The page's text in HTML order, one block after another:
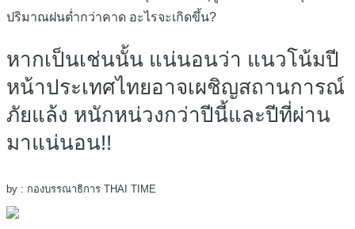
ปริมาณฝนต่ำกว่าคาด อะไรจะเกิดขึ้น?
หากเป็นเช่นนั้น แน่นอนว่า แนวโน้มปี
หน้าประเทศไทยอาจเผชิญสถานการณ์
ภัยแล้ง หนักหน่วงกว่าปีนี้และปีที่ผ่าน
มาแน่นอน!!
by : กองบรรณาธิการ THAI TIME